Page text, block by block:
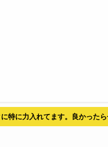
特に力入れてます。良かったら